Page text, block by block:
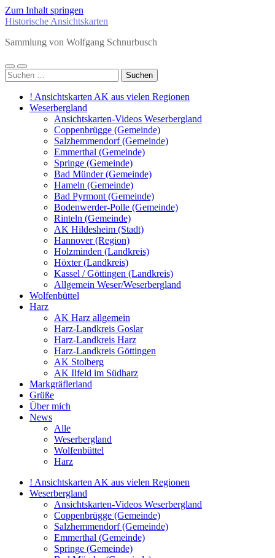
Zum Inhalt springen
Historische Ansichtskarten
Sammlung von Wolfgang Schnurbusch
Mobile-
Menü
Suchfeld
ein-/ausblenden
Suchen
nach:
! Ansichtskarten AK aus vielen Regionen
Weserbergland
Ansichtskarten-Videos Weserbergland
Coppenbrügge (Gemeinde)
Salzhemmendorf (Gemeinde)
Emmerthal (Gemeinde)
Springe (Gemeinde)
Bad Münder (Gemeinde)
Hameln (Gemeinde)
Bad Pyrmont (Gemeinde)
Bodenwerder-Polle (Gemeinde)
Rinteln (Gemeinde)
AK Hildesheim (Stadt)
Hannover (Region)
Holzminden (Landkreis)
Höxter (Landkreis)
Kassel / Göttingen (Landkreis)
Allgemein Weser/Weserbergland
Wolfenbüttel
Harz
AK Harz allgemein
Harz-Landkreis Goslar
Harz-Landkreis Harz
Harz-Landkreis Göttingen
AK Stolberg
AK Ilfeld im Südharz
Markgräflerland
Grüße
Über mich
News
Alle
Weserbergland
Wolfenbüttel
Harz
! Ansichtskarten AK aus vielen Regionen
Weserbergland
Ansichtskarten-Videos Weserbergland
Coppenbrügge (Gemeinde)
Salzhemmendorf (Gemeinde)
Emmerthal (Gemeinde)
Springe (Gemeinde)